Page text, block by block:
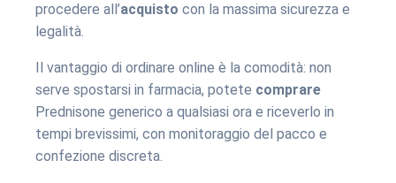
procedere all’acquisto con la massima sicurezza e
legalità.
Il vantaggio di ordinare online è la comodità: non
serve spostarsi in farmacia, potete comprare
Prednisone generico a qualsiasi ora e riceverlo in
tempi brevissimi, con monitoraggio del pacco e
confezione discreta.